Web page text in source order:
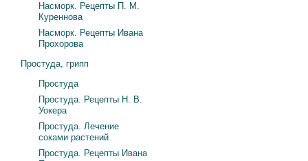
Насморк. Рецепты П. М.
Куреннова
Насморк. Рецепты Ивана
Прохорова
Простуда, грипп
Простуда
Простуда. Рецепты Н. В.
Уокера
Простуда. Лечение
соками растений
Простуда. Рецепты Ивана